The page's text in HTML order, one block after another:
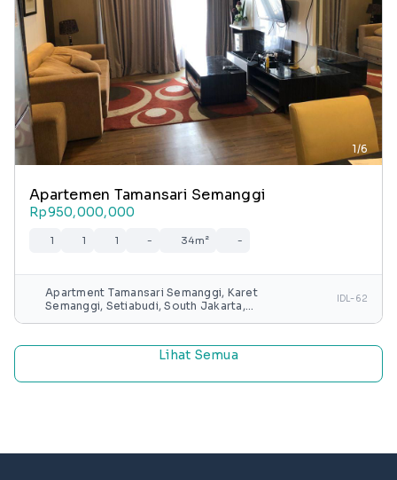
1/6
Apartemen Tamansari Semanggi
Rp950,000,000
1 1 1 - 34m² -
Apartment Tamansari Semanggi, Karet
Semanggi, Setiabudi, South Jakarta,
IDL-62
Lihat Semua